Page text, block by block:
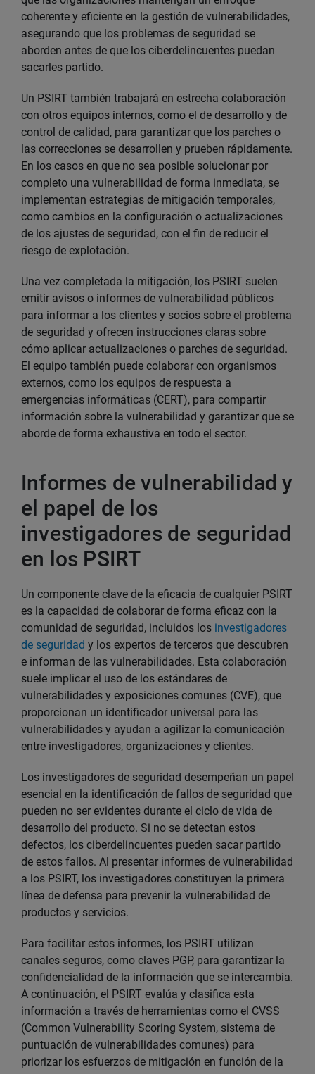
coherente y eficiente en la gestión de vulnerabilidades,
asegurando que los problemas de seguridad se
aborden antes de que los ciberdelincuentes puedan
sacarles partido.
Un PSIRT también trabajará en estrecha colaboración
con otros equipos internos, como el de desarrollo y de
control de calidad, para garantizar que los parches o
las correcciones se desarrollen y prueben rápidamente.
En los casos en que no sea posible solucionar por
completo una vulnerabilidad de forma inmediata, se
implementan estrategias de mitigación temporales,
como cambios en la configuración o actualizaciones
de los ajustes de seguridad, con el fin de reducir el
riesgo de explotación.
Una vez completada la mitigación, los PSIRT suelen
emitir avisos o informes de vulnerabilidad públicos
para informar a los clientes y socios sobre el problema
de seguridad y ofrecen instrucciones claras sobre
cómo aplicar actualizaciones o parches de seguridad.
El equipo también puede colaborar con organismos
externos, como los equipos de respuesta a
emergencias informáticas (CERT), para compartir
información sobre la vulnerabilidad y garantizar que se
aborde de forma exhaustiva en todo el sector.
Informes de vulnerabilidad y
el papel de los
investigadores de seguridad
en los PSIRT
Un componente clave de la eficacia de cualquier PSIRT
es la capacidad de colaborar de forma eficaz con la
comunidad de seguridad, incluidos los investigadores
de seguridad y los expertos de terceros que descubren
e informan de las vulnerabilidades. Esta colaboración
suele implicar el uso de los estándares de
vulnerabilidades y exposiciones comunes (CVE), que
proporcionan un identificador universal para las
vulnerabilidades y ayudan a agilizar la comunicación
entre investigadores, organizaciones y clientes.
Los investigadores de seguridad desempeñan un papel
esencial en la identificación de fallos de seguridad que
pueden no ser evidentes durante el ciclo de vida de
desarrollo del producto. Si no se detectan estos
defectos, los ciberdelincuentes pueden sacar partido
de estos fallos. Al presentar informes de vulnerabilidad
a los PSIRT, los investigadores constituyen la primera
línea de defensa para prevenir la vulnerabilidad de
productos y servicios.
Para facilitar estos informes, los PSIRT utilizan
canales seguros, como claves PGP, para garantizar la
confidencialidad de la información que se intercambia.
A continuación, el PSIRT evalúa y clasifica esta
información a través de herramientas como el CVSS
(Common Vulnerability Scoring System, sistema de
puntuación de vulnerabilidades comunes) para
priorizar los esfuerzos de mitigación en función de la